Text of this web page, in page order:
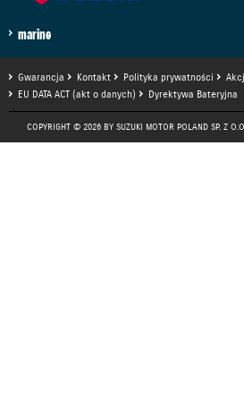
marine
Gwarancja Kontakt Polityka prywatności
EU DATA ACT (akt o danych)
Dyrektywa Bateryjna
COPYRIGHT © 2026 BY SUZUKI MOTOR POLAND SP. Z